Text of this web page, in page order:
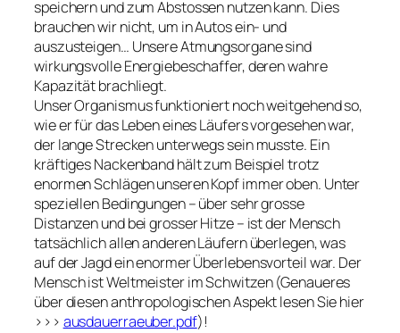
speichern und zum Abstossen nutzen kann. Dies
brauchen wir nicht, um in Autos ein- und
auszusteigen… Unsere Atmungsorgane sind
wirkungsvolle Energiebeschaffer, deren wahre
Kapazität brachliegt.
Unser Organismus funktioniert noch weitgehend so,
wie er für das Leben eines Läufers vorgesehen war,
der lange Strecken unterwegs sein musste. Ein
kräftiges Nackenband hält zum Beispiel trotz
enormen Schlägen unseren Kopf immer oben. Unter
speziellen Bedingungen – über sehr grosse
Distanzen und bei grosser Hitze – ist der Mensch
tatsächlich allen anderen Läufern überlegen, was
auf der Jagd ein enormer Überlebensvorteil war. Der
Mensch ist Weltmeister im Schwitzen (Genaueres
über diesen anthropologischen Aspekt lesen Sie hier
>>> ausdauerraeuber.pdf)!